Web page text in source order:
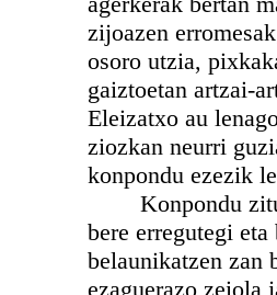
zijoazen
osoro utzia,
gaiztoetan artzai-
Eleizatxo au
ziozkan neurri
konpondu ezezik
Konpondu
bere erregutegi
belaunikatzen zan
ezaguerazo zeiola